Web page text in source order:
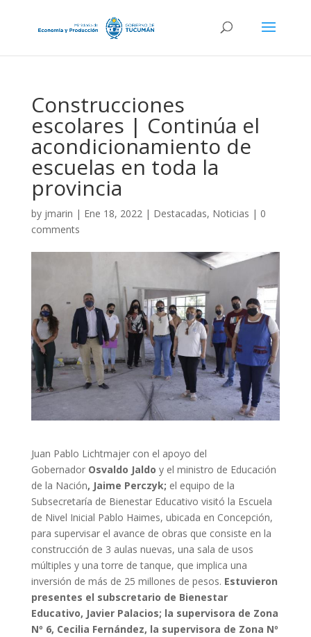
Construcciones
escolares | Continúa el
acondicionamiento de
escuelas en toda la
provincia
by jmarin | Ene 18, 2022| Destacadas, Noticias | 0
comments
Juan Pablo Lichtmajer con el apoyo del
GobernadorOsvaldo Jaldo y el ministro de Educación
de la Nación, Jaime Perczyk; el equipo de la
Subsecretaría de Bienestar Educativo visitó la Escuela
de Nivel Inicial Pablo Haimes, ubicada en Concepción,
para supervisar el avance de obras que consiste en la
construcción de 3 aulas nuevas, una sala de usos
múltiples y una torre de tanque, que implica una
inversión de más de 25 millones de pesos. Estuvieron
presentes el subscretario de Bienestar
Educativo, Javier Palacios; la supervisora de Zona
Nº 6, Cecilia Fernández, la supervisora de Zona Nº